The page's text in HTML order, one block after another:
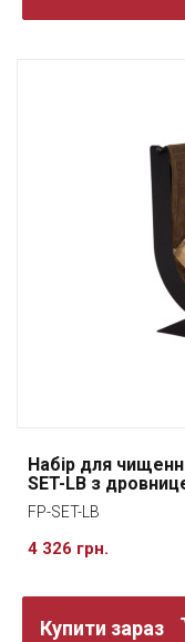
Набір для
SET-LB з
FP-SET-LB
4 326 грн.
Купити зараз